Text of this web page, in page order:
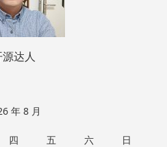
达人
年 8 月
四 五 六
日